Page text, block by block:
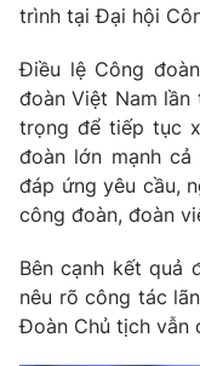
trình tại Đại hội
Điều lệ Công
đoàn Việt Nam lần
trọng để tiếp tục
đoàn lớn mạnh
đáp ứng yêu cầu,
công đoàn, đoàn
Bên cạnh kết quả
nêu rõ công tác
Đoàn Chủ tịch vẫn